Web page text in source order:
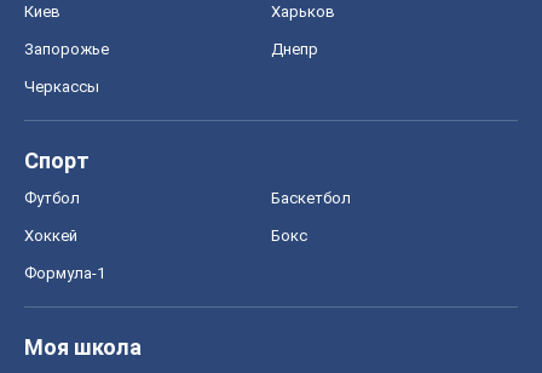
Киев Харьков
Запорожье Днепр
Черкассы
Спорт
Футбол Баскетбол
Хоккей Бокс
Формула-1
Моя школа